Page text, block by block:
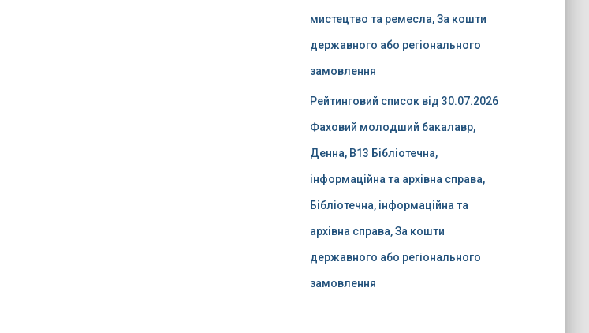
мистецтво та ремесла, За кошти
державного або регіонального
замовлення
Рейтинговий список від 30.07.2026
Фаховий молодший бакалавр,
Денна, B13 Бібліотечна,
інформаційна та архівна справа,
Бібліотечна, інформаційна та
архівна справа, За кошти
державного або регіонального
замовлення